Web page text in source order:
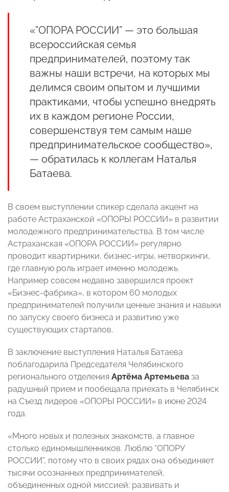
«”ОПОРА РОССИИ” — это большая
всероссийская семья
предпринимателей, поэтому так
важны наши встречи, на которых мы
делимся своим опытом и лучшими
практиками, чтобы успешно внедрять
их в каждом регионе России,
совершенствуя тем самым наше
предпринимательское сообщество»,
— обратилась к коллегам Наталья
Батаева.
В своем выступлении спикер сделала акцент на
работе Астраханской «ОПОРЫ РОССИИ» в развитии
молодежного предпринимательства. В том числе
Астраханская «ОПОРА РОССИИ» регулярно
проводит квартирники, бизнес-игры, нетворкинги,
где главную роль играет именно молодежь.
Например совсем недавно завершился проект
«Бизнес-фабрика», в котором 60 молодых
предпринимателей получили ценные знания и навыки
по запуску своего бизнеса и развитию уже
существующих стартапов.
В заключение выступления Наталья Батаева
поблагодарила Председателя Челябинского
регионального отделения Артёма Артемьева за
радушный прием и пообещала приехать в Челябинск
на Съезд лидеров «ОПОРЫ РОССИИ» в июне 2024
года.
«Много новых и полезных знакомств, а главное
столько единомышленников. Люблю “ОПОРУ
РОССИИ”, потому что в своих рядах она объединяет
тысячи осознанных предпринимателей,
объединенных одной миссией: развивать и